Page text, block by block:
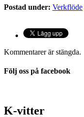
Postad under: Verkflöde
Kommentarer är stängda.
Följ oss på facebook
K-vitter